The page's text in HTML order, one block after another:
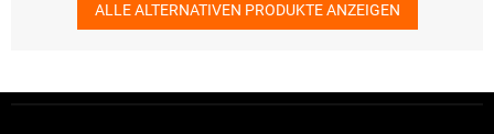
ALLE ALTERNATIVEN PRODUKTE ANZEIGEN